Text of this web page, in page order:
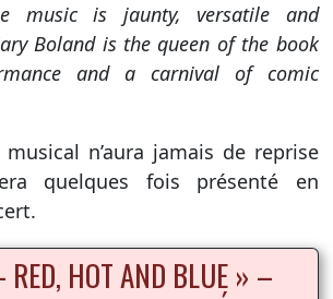
music is jaunty, versatile and
Boland is the queen of the book
and a carnival of comic
n’aura jamais de reprise
quelques fois présenté en
HOT AND BLUE » –